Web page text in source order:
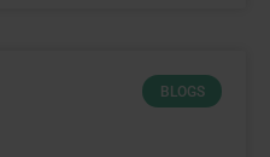
BLOGS